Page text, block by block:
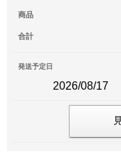
商品
合計
発送予定日
2026/08/17